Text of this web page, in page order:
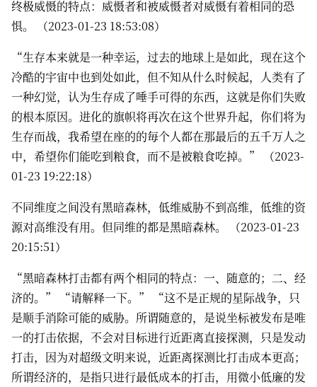
终极威慑的特点：威慑者和被威慑者对威慑有着相同的恐
惧。 （2023-01-23 18:53:08）
“生存本来就是一种幸运，过去的地球上是如此，现在这个
冷酷的宇宙中也到处如此，但不知从什么时候起，人类有了
一种幻觉，认为生存成了唾手可得的东西，这就是你们失败
的根本原因。进化的旗帜将再次在这个世界升起，你们将为
生存而战，我希望在座的的毎个人都在那最后的五千万人之
中，希望你们能吃到粮食，而不是被粮食吃掉。” （2023-
01-23 19:22:18）
不同维度之间没有黑暗森林，低维威胁不到高维，低维的资
源对高维没有用。但同维的都是黑暗森林。 （2023-01-23
20:15:51）
“黑暗森林打击都有两个相同的特点：一、随意的；二、经
济的。” “请解释一下。” “这不是正规的星际战争，只
是顺手消除可能的威胁。所谓随意的，是说坐标被发布是唯
一的打击依据，不会对目标进行近距离直接探测，只是发动
打击，因为对超级文明来说，近距离探测比打击成本更高；
所谓经济的，是指只进行最低成本的打击，用微小低廉的发